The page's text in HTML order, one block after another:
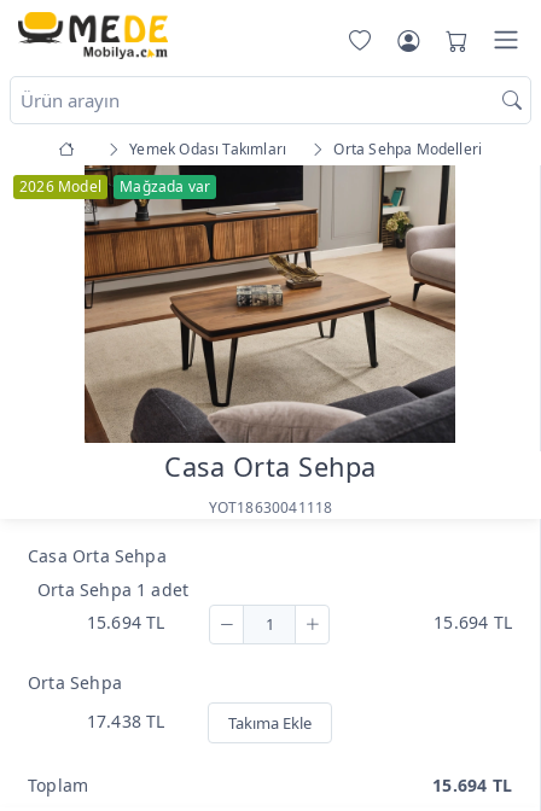
Yemek Odası Takımları
Orta Sehpa Modelleri
2026 Model
Mağzada var
Casa Orta Sehpa
YOT18630041118
Casa Orta Sehpa
Orta Sehpa 1 adet
15.694 TL
15.694 TL
Orta Sehpa
17.438 TL
Takıma Ekle
Toplam 15.694 TL